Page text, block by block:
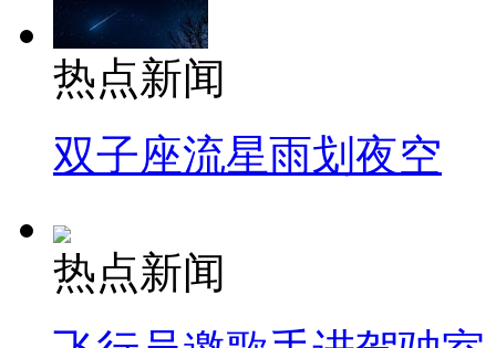
热点新闻
双子座流星雨划夜空
热点新闻